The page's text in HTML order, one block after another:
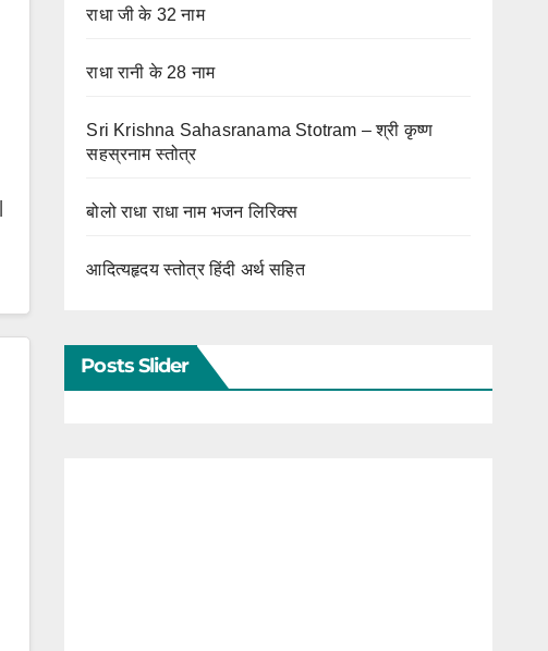
राधा जी के 32 नाम
राधा रानी के 28 नाम
Sri Krishna Sahasranama Stotram – श्री कृष्ण
सहस्रनाम स्तोत्र
बोलो राधा राधा नाम भजन लिरिक्स
आदित्यहृदय स्तोत्र हिंदी अर्थ सहित
Posts Slider